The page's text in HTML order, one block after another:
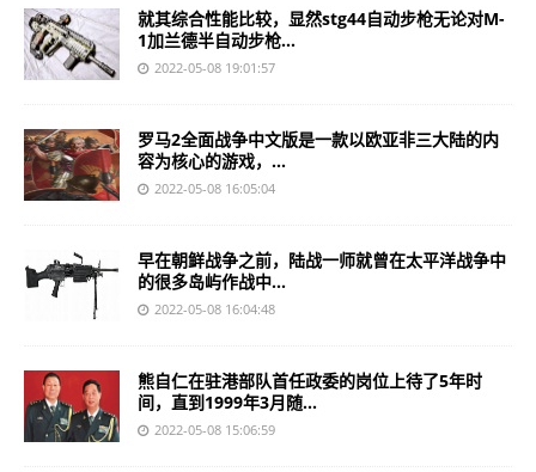
就其综合性能比较，显然stg44自动步枪无论对M-
1加兰德半自动步枪...
2022-05-08 19:01:57
罗马2全面战争中文版是一款以欧亚非三大陆的内
容为核心的游戏，...
2022-05-08 16:05:04
早在朝鲜战争之前，陆战一师就曾在太平洋战争中
的很多岛屿作战中...
2022-05-08 16:04:48
熊自仁在驻港部队首任政委的岗位上待了5年时
间，直到1999年3月随...
2022-05-08 15:06:59